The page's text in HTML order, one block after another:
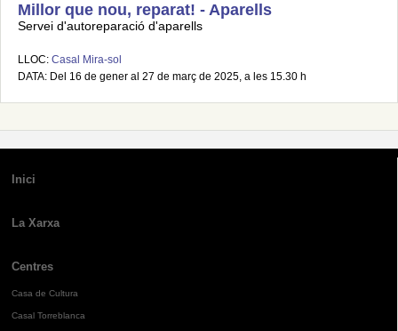
Millor que nou, reparat! - Aparells
Servei d'autoreparació d'aparells
LLOC: Casal Mira-sol
DATA: Del 16 de gener al 27 de març de 2025, a les 15.30 h
Inici
La Xarxa
Centres
Casa de Cultura
Casal Torreblanca